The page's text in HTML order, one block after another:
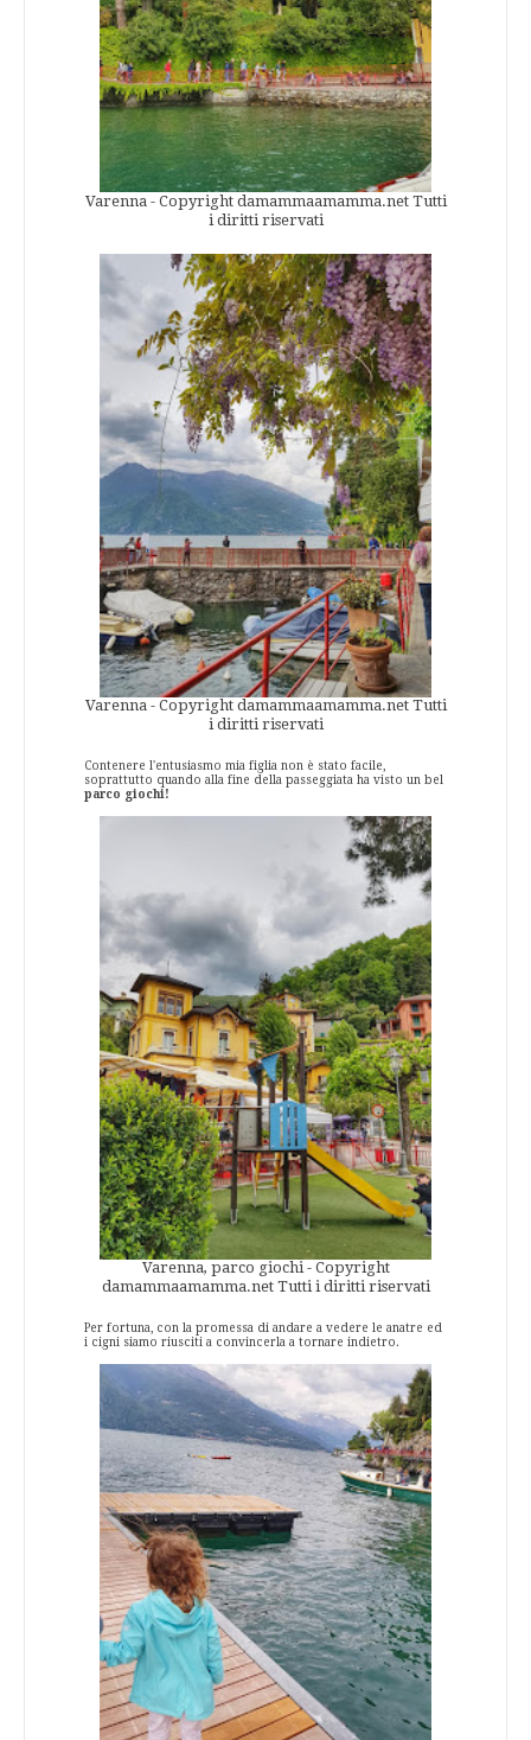
Varenna - Copyright damammaamamma.net Tutti
i diritti riservati
Varenna - Copyright damammaamamma.net Tutti
i diritti riservati
Contenere l'entusiasmo mia figlia non è stato facile,
soprattutto quando alla fine della passeggiata ha visto un bel
parco giochi!
Varenna, parco giochi - Copyright
damammaamamma.net Tutti i diritti riservati
Per fortuna, con la promessa di andare a vedere le anatre ed
i cigni siamo riusciti a convincerla a tornare indietro.